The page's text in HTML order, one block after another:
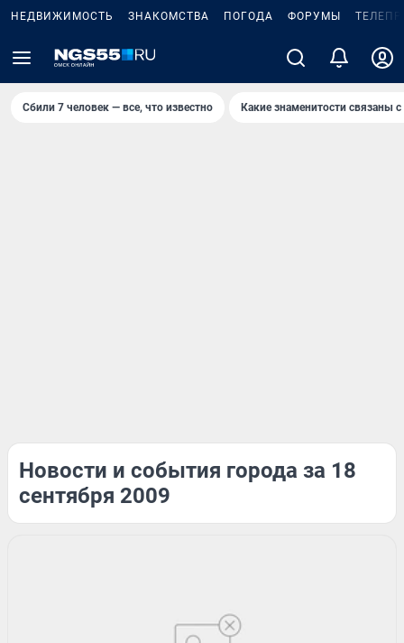
НЕДВИЖИМОСТЬ ЗНАКОМСТВА ПОГОДА ФОРУМЫ
Сбили 7 человек — все, что известно Какие знаменитости связаны
Новости и события города за 18
сентября 2009